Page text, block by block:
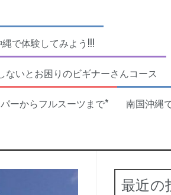
で体験してみよう!!!
ないとお困りのビギナーさんコース
パーからフルスーツまで* 南国沖縄
最近の